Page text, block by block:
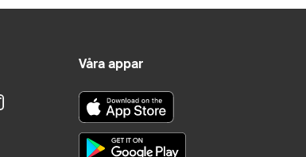
Våra appar